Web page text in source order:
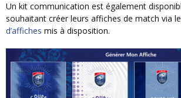
Un kit communication est également disponible pour les clubs
souhaitant créer leurs affiches de match via le
d’affiches mis à disposition.